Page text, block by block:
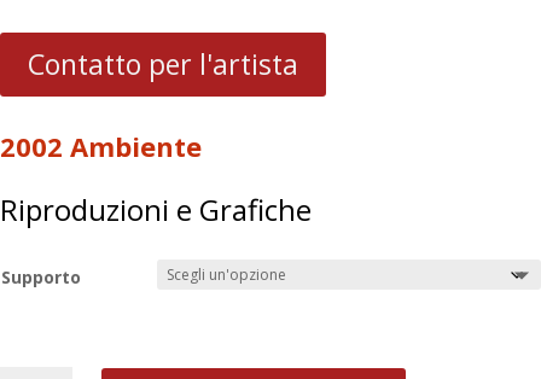
Contatto per l'artista
2002 Ambiente
Riproduzioni e Grafiche
Supporto